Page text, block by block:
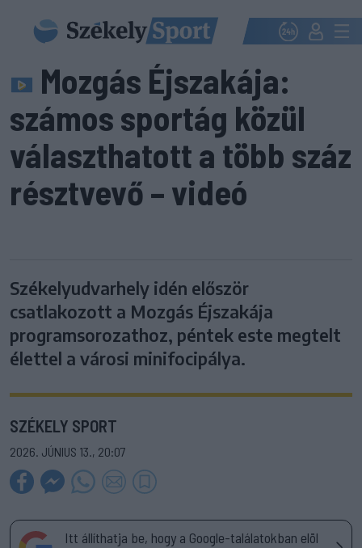
Mozgás Éjszakája:
számos sportág közül
választhatott a több száz
résztvevő – videó
Székelyudvarhely idén először
csatlakozott a Mozgás Éjszakája
programsorozathoz, péntek este megtelt
élettel a városi minifocipálya.
SZÉKELY SPORT
2026. JÚNIUS 13., 20:07
Itt állíthatja be, hogy a Google-találatokban elöl